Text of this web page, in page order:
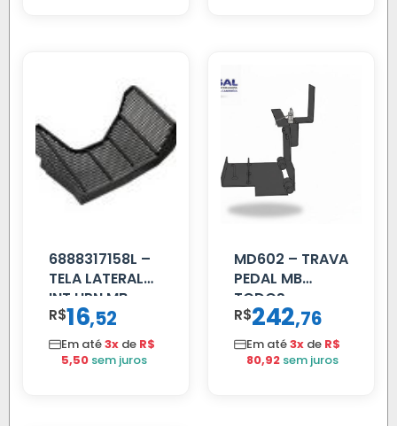
6888317158L –
TELA LATERAL
INT HPN MB
709/MB 1618 LD
TELA
R$16,52
Em até3x de R$
5,50 sem juros
MD602 – TRAVA
PEDAL MB
TODOS
R$242,76
Em até3x de R$
80,92 sem juros